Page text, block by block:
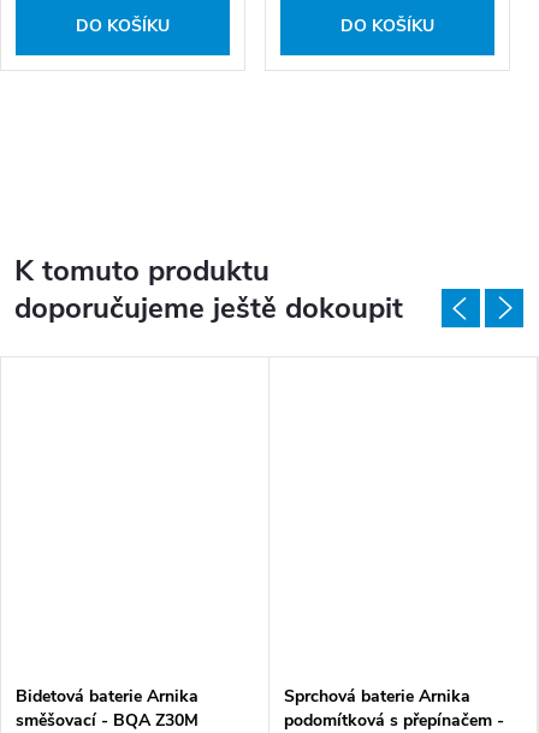
DO KOŠÍKU DO KOŠÍKU
K tomuto produktu
doporučujeme ještě dokoupit
Bidetová baterie Arnika
směšovací - BQA Z30M
Sprchová baterie Arnika
podomítková s přepínačem -